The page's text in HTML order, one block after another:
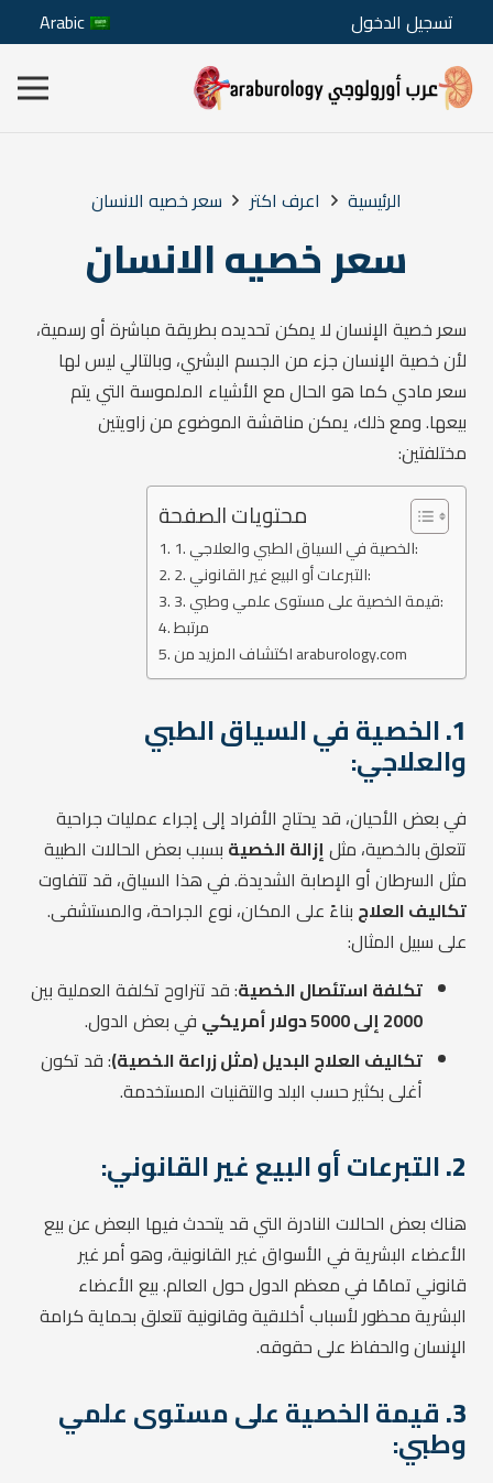
تسجيل الدخول Arabic
الرئيسية اعرف اكتر سعر خصيه الانسان
سعر خصيه الانسان
سعر خصية الإنسان لا يمكن تحديده بطريقة مباشرة أو رسمية،
لأن خصية الإنسان جزء من الجسم البشري، وبالتالي ليس لها
سعر مادي كما هو الحال مع الأشياء الملموسة التي يتم
بيعها. ومع ذلك، يمكن مناقشة الموضوع من زاويتين
مختلفتين:
محتويات الصفحة
1. الخصية في السياق الطبي والعلاجي:
2. التبرعات أو البيع غير القانوني:
3. قيمة الخصية على مستوى علمي وطبي:
مرتبط
اكتشاف المزيد من araburology.com
1. الخصية في السياق الطبي
والعلاجي:
في بعض الأحيان، قد يحتاج الأفراد إلى إجراء عمليات جراحية
تتعلق بالخصية، مثلإزالة الخصية بسبب بعض الحالات الطبية
مثل السرطان أو الإصابة الشديدة. في هذا السياق، قد تتفاوت
تكاليف العلاج بناءً على المكان، نوع الجراحة، والمستشفى.
على سبيل المثال:
تكلفة استئصال الخصية: قد تتراوح تكلفة العملية بين
2000 إلى 5000 دولار أمريكي
في بعض الدول.
تكاليف العلاج البديل (مثل زراعة الخصية): قد تكون
أغلى بكثير حسب البلد والتقنيات المستخدمة.
2. التبرعات أو البيع غير القانوني:
هناك بعض الحالات النادرة التي قد يتحدث فيها البعض عن بيع
الأعضاء البشرية في الأسواق غير القانونية، وهو أمر غير
قانوني تمامًا في معظم الدول حول العالم. بيع الأعضاء
البشرية محظور لأسباب أخلاقية وقانونية تتعلق بحماية كرامة
الإنسان والحفاظ على حقوقه.
3. قيمة الخصية على مستوى علمي
وطبي: